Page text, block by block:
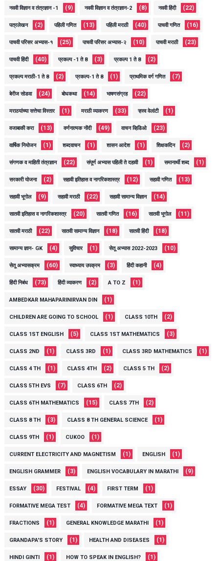
नववी विज्ञान व तंत्रज्ञान -1 (9) नववी विज्ञान व तंत्रज्ञान-2 (8) नववी हिंदी (22)
पत्रलेखन (2) पहिली गणित (13) पहिली मराठी (40) पाचवी गणित (16)
पाचवी परिसर अभ्यास-१ (25) पाचवी परिसर अभ्यास-२ (10) पाचवी मराठी (23)
पाचवी हिंदी (40) प्रकल्प -1 ते 8 (3) प्रकल्प 1 ते 8 (2)
प्रकल्प मराठी-1 ते 8 (2) प्रकल्प-1 ते 8 (1) प्राथमिक वर्ग गणित (7)
बेरीज सोडवा (24) बोधकथा (14) भाषणसंग्रह (22)
मराठयांच्या सत्तेचा विस्तार (1) मराठी व्याकरण (33) ऱ्हस्व वेलांटी (1)
वजाबाकी करा (13) वर्णनात्मक नोंदी (49) वाचन व्हिडिओ (23)
वार्षिक नियोजन (1) शब्दवाचन (1) शासन आदेश (1) शिक्षकदिन (2)
संगणक व माहिती तंत्रज्ञान (22) संपूर्ण अभ्यास पहिली ते दहावी (1) समानार्थी शब्द (1)
सरकारी योजना (2) सहावी इतिहास व नागरिकशास्त्र (12) सहावी गणित (13)
सहावी भूगोल (9) सहावी मराठी (22) सहावी सामान्य विज्ञान (14)
सातवी इतिहास व नागरिकशास्त्र (20) सातवी गणित (16) सातवी भूगोल (11)
सातवी मराठी (22) सातवी सामान्य विज्ञान (18) सातवी हिंदी (18)
सामान्य ज्ञान- GK (4) सुविचार (1) सेतू अभ्यास 2022-2023 (10)
सेतू अभ्यासक्रम (60) स्वाध्याय उपक्रम (3) हिंदी कहानी (4)
हिंदी निबंध (73) हिंदी व्याकरण (2) A TO Z (1)
AMBEDKAR MAHAPARINIRVAN DIN (1)
CHILDREN ARE GOING TO SCHOOL (1) CLASS 10TH (2)
CLASS 1ST ENGLISH (5) CLASS 1ST MATHEMATICS (3)
CLASS 2ND (1) CLASS 3RD (1) CLASS 3RD MATHEMATICS (1)
CLASS 4 TH (1) CLASS 4TH (2) CLASS 5 TH (2)
CLASS 5TH EVS (7) CLASS 6TH (2)
CLASS 6TH MATHEMATICS (15) CLASS 7TH (2)
CLASS 8 TH (3) CLASS 8 TH GENERAL SCIENCE (1)
CLASS 9TH (1) CUKOO (1)
CURRENT ELECTRICITY AND MAGNETISM (1) ENGLISH (1)
ENGLISH GRAMMER (3) ENGLISH VOCABULARY IN MARATHI (9)
ESSAY (30) FESTIVAL (4) FIRST TERM (1)
FORMATIVE MEGA TEST (4) FORMATIVE MEGA TEXT (1)
FRACTIONS (1) GENERAL KNOWLEDGE MARATHI (1)
GRANDAPA'S STORY (1) HEALTH AND DISEASES (1)
HINDI GINTI (1) HOW TO SPEAK IN ENGLISH? (1)